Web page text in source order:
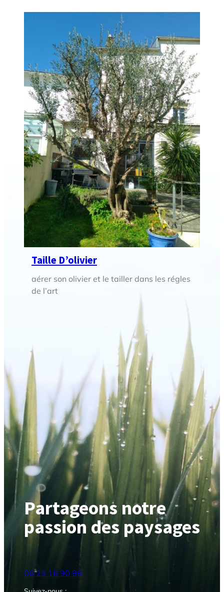
Taille D’olivier
aérer son olivier et le tailler dans les régles
de l’art
Partageons notre
passion des paysages
06 23 16 90 98